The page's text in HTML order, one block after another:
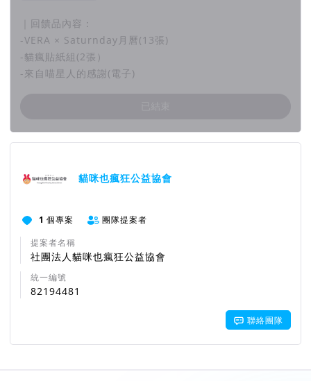
貓咪也瘋狂公益協會
1 個專案
團隊提案者
提案者名稱
社團法人貓咪也瘋狂公益協會
統一編號
82194481
聯絡團隊
｜回饋品內容：
-VERA × Saturnday月曆(13張)
-貓瘋貼紙組(2張）
-來自喵星人的感謝(電子)